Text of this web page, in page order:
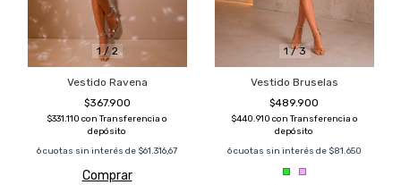
1/2
Vestido Ravena
$367.900
$331.110 con Transferencia o
depósito
6cuotas sin interés de $61.316,67
Comprar
1/3
Vestido Bruselas
$489.900
$440.910 con Transferencia o
depósito
6 cuotas sin interés de $81.650